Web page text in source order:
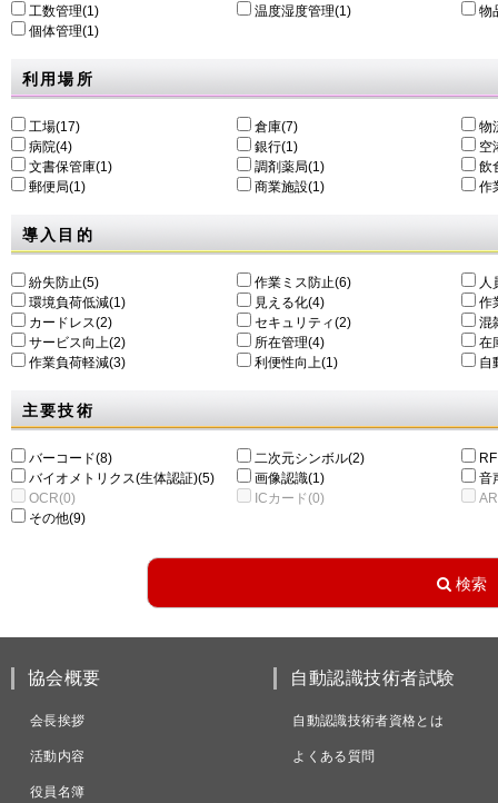
工数管理(1)
温度湿度管理(1)
物
個体管理(1)
利用場所
工場(17) 倉庫(7)
物
病院(4)
銀行(1)
空
文書保管庫(1)
調剤薬局(1)
飲
郵便局(1)
商業施設(1) 作
導入目的
紛失防止(5) 作業ミス防止(6)
人
環境負荷低減(1)
⾒える化(4)
作
カードレス(2)
セキュリティ(2)
混
サービス向上(2)
所在管理(4)
在
作業負荷軽減(3)
利便性向上(1) 自
主要技術
バーコード(8) 二次元シンボル(2)
バイオメトリクス(生体認証)(5)
画像認識(1)
音
OCR(0)
ICカード(0)
その他(9)
協会概要
会長挨拶
活動内容
役員名簿
自動認識技術者試験
自動認識技術者資格とは
よくある質問